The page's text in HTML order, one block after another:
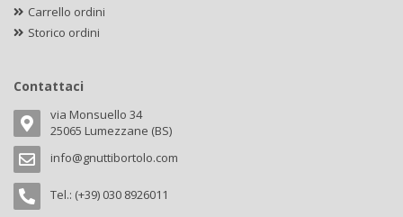
Carrello ordini
Storico ordini
Contattaci
via Monsuello 34
25065 Lumezzane (BS)
info@gnuttibortolo.com
Tel.: (+39) 030 8926011